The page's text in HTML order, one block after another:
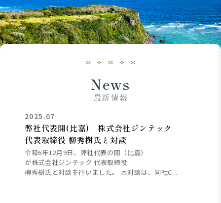
News
最新情報
2025.07
弊社代表開(比嘉) 株式会社ジンテック
代表取締役 柳秀樹氏と対談
令和6年12月9日、弊社代表の開（比嘉）
が株式会社ジンテック 代表取締役
柳秀樹氏と対談を行いました。 本対談は、同社C...